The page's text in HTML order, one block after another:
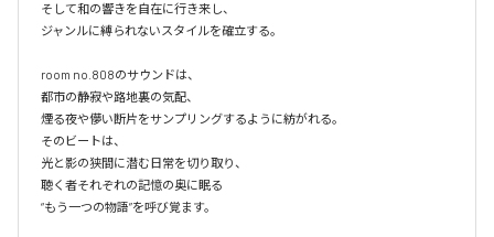
そして和の響きを自在に行き来し、
ジャンルに縛られないスタイルを確立する。
room no.808のサウンドは、
都市の静寂や路地裏の気配、
煙る夜や儚い断片をサンプリングするように紡がれる。
そのビートは、
光と影の狭間に潜む日常を切り取り、
聴く者それぞれの記憶の奥に眠る
“もう一つの物語”を呼び覚ます。